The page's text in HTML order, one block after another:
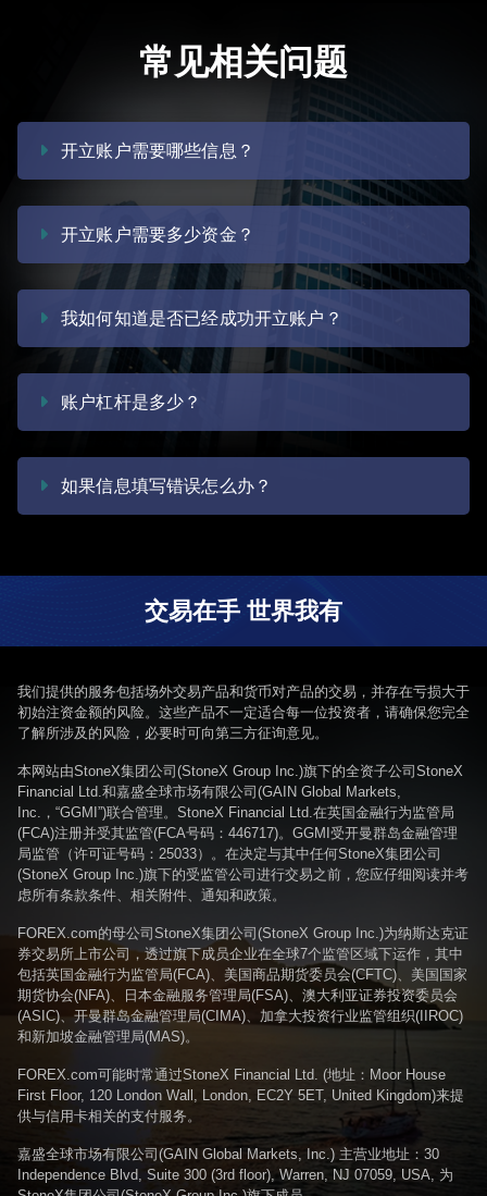
常见相关问题
开立账户需要哪些信息？
我们需要您提供姓名和实际居住地址等信息，以帮助我们验证
您的身份。通常，我们会尝试立即验证您的身份。如果我们无
开立账户需要多少资金？
所需的最低初始入金是100美金（100个所选帐户基础货币单
位）。不过，我们建议您至少存入2,500，以便进行账户交易时
我如何知道是否已经成功开立账户？
您的申请一旦批准，我们就会给您发送电子邮件。
账户杠杆是多少？
MT4、MT5账户的默认杠杆为200倍，另有50、100、400倍杠
杆可供选择。嘉盛专属账户默认杠杆为200倍，另有400倍杠杆
如果信息填写错误怎么办？
交易在手 世界我有
我们提供的服务包括场外交易产品和货币对产品的交易，并存在亏损大于
初始注资金额的风险。这些产品不一定适合每一位投资者，请确保您完全
了解所涉及的风险，必要时可向第三方征询意见。
本网站由StoneX集团公司(StoneX Group Inc.)旗下的全资子公司StoneX
Financial Ltd.和嘉盛全球市场有限公司(GAIN Global Markets,
Inc.，“GGMI”)联合管理。StoneX Financial Ltd.在英国金融行为监管局
(FCA)注册并受其监管(FCA号码：446717)。GGMI受开曼群岛金融管理
局监管（许可证号码：25033）。在决定与其中任何StoneX集团公司
(StoneX Group Inc.)旗下的受监管公司进行交易之前，您应仔细阅读并考
虑所有条款条件、相关附件、通知和政策。
FOREX.com的母公司StoneX集团公司(StoneX Group Inc.)为纳斯达克证
券交易所上市公司，透过旗下成员企业在全球7个监管区域下运作，其中
包括英国金融行为监管局(FCA)、美国商品期货委员会(CFTC)、美国国家
期货协会(NFA)、日本金融服务管理局(FSA)、澳大利亚证券投资委员会
(ASIC)、开曼群岛金融管理局(CIMA)、加拿大投资行业监管组织(IIROC)
和新加坡金融管理局(MAS)。
FOREX.com可能时常通过StoneX Financial Ltd. (地址：Moor House
First Floor, 120 London Wall, London, EC2Y 5ET, United Kingdom)来提
供与信用卡相关的支付服务。
嘉盛全球市场有限公司(GAIN Global Markets, Inc.) 主营业地址：30
Independence Blvd, Suite 300 (3rd floor), Warren, NJ 07059, USA, 为